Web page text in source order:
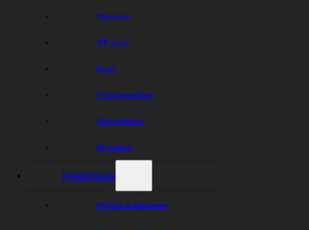
Nätverket
VIP-bord
Event
Prova speedway
Våra partners
Bli partner
FÖRENINGEN
Styrelse & dokument